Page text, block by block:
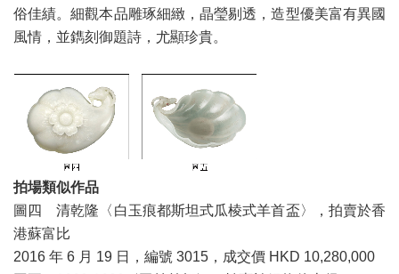
俗佳績。細觀本品雕琢細緻，晶瑩剔透，造型優美富有異國
風情，並鐫刻御題詩，尤顯珍貴。
拍場類似作品
圖四 清乾隆〈白玉痕都斯坦式瓜棱式羊首盃〉，拍賣於香
港蘇富比
2016 年 6 月 19 日，編號 3015，成交價 HKD 10,280,000